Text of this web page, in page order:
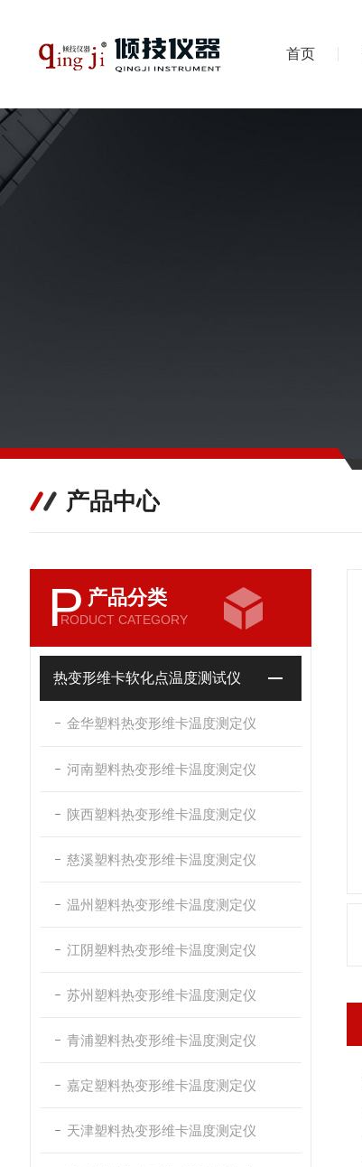
首页
产品中心
P 产品分类
RODUCT CATEGORY
热变形维卡软化点温度测试仪
金华塑料热变形维卡温度测定仪
河南塑料热变形维卡温度测定仪
陕西塑料热变形维卡温度测定仪
慈溪塑料热变形维卡温度测定仪
温州塑料热变形维卡温度测定仪
江阴塑料热变形维卡温度测定仪
苏州塑料热变形维卡温度测定仪
青浦塑料热变形维卡温度测定仪
嘉定塑料热变形维卡温度测定仪
天津塑料热变形维卡温度测定仪